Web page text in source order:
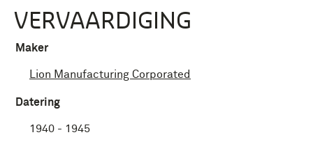
VERVAARDIGING
Maker
Lion Manufacturing Corporated
Datering
1940 - 1945